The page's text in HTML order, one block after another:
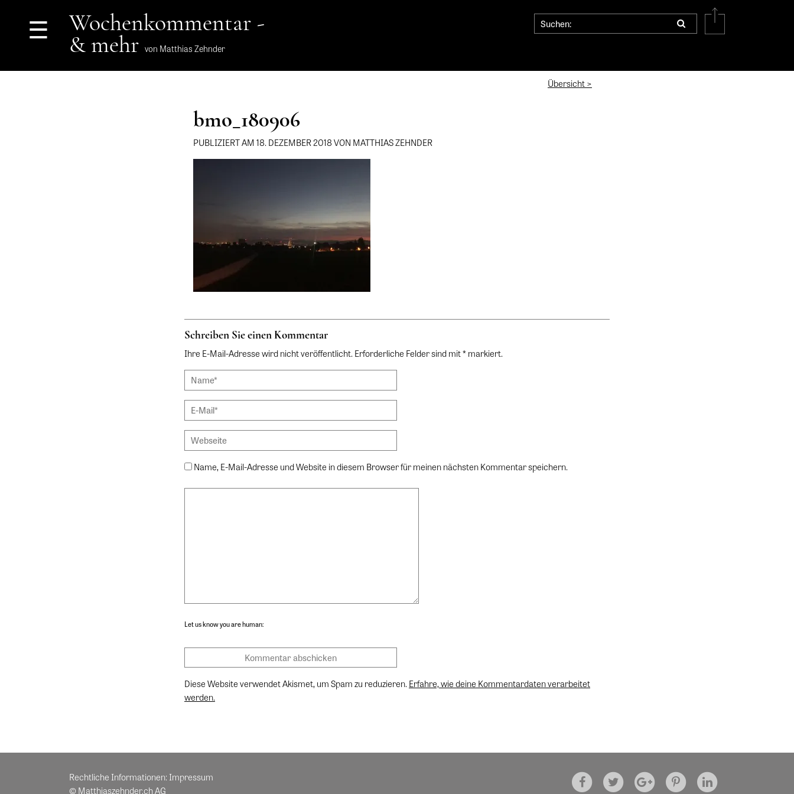
☰ Wochenkommentar -
& mehr von Matthias Zehnder
Übersicht >
bmo_180906
PUBLIZIERT AM 18. DEZEMBER 2018 VON MATTHIAS ZEHNDER
Schreiben Sie einen Kommentar
Ihre E-Mail-Adresse wird nicht veröffentlicht. Erforderliche Felder sind mit * markiert.
Name, E-Mail-Adresse und Website in diesem Browser für meinen nächsten Kommentar speichern.
Let us know you are human:
Diese Website verwendet Akismet, um Spam zu reduzieren. Erfahre, wie deine Kommentardaten verarbeitet
werden.
Rechtliche Informationen: Impressum
© Matthiaszehnder.ch AG